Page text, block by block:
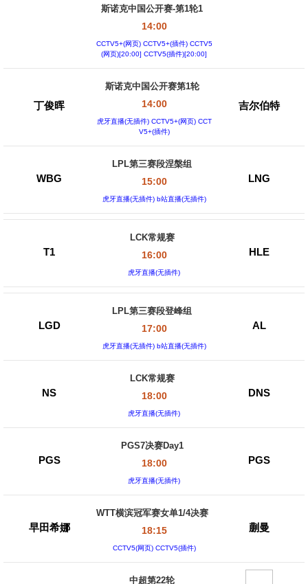
斯诺克中国公开赛-第1轮1
14:00
CCTV5+(网页) CCTV5+(插件) CCTV5
(网页)[20:00] CCTV5(插件)[20:00]
丁俊晖
斯诺克中国公开赛第1轮
14:00
虎牙直播(无插件) CCTV5+(网页) CCT
V5+(插件)
吉尔伯特
WBG
LPL第三赛段涅槃组
15:00
虎牙直播(无插件) b站直播(无插件)
LNG
T1
LCK常规赛
16:00
虎牙直播(无插件)
HLE
LGD
LPL第三赛段登峰组
17:00
虎牙直播(无插件) b站直播(无插件)
AL
NS
LCK常规赛
18:00
虎牙直播(无插件)
DNS
PGS
PGS7决赛Day1
18:00
虎牙直播(无插件)
PGS
早田希娜
WTT横滨冠军赛女单1/4决赛
18:15
CCTV5(网页) CCTV5(插件)
蒯曼
中超第22轮